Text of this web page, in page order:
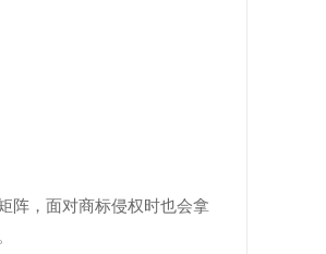
阵，面对商标侵权时也会拿